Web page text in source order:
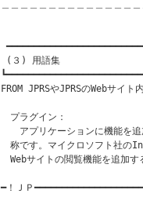
(３) 用語集
FROM JPRSやJPRSのWebサイ
プラグイン：
アプリケーションに機能を追
称です。マイクロソフト社
Webサイトの閲覧機能を追加
━！ＪＰ